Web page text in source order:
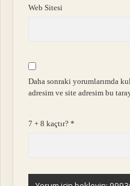
Web Sitesi
Daha sonraki yorumlarımda
adresim ve site adresim bu
7 + 8 kaçtır?*